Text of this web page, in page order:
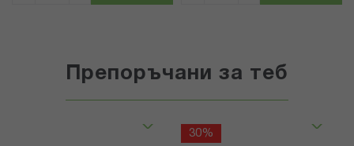
Препоръчани за теб
30%